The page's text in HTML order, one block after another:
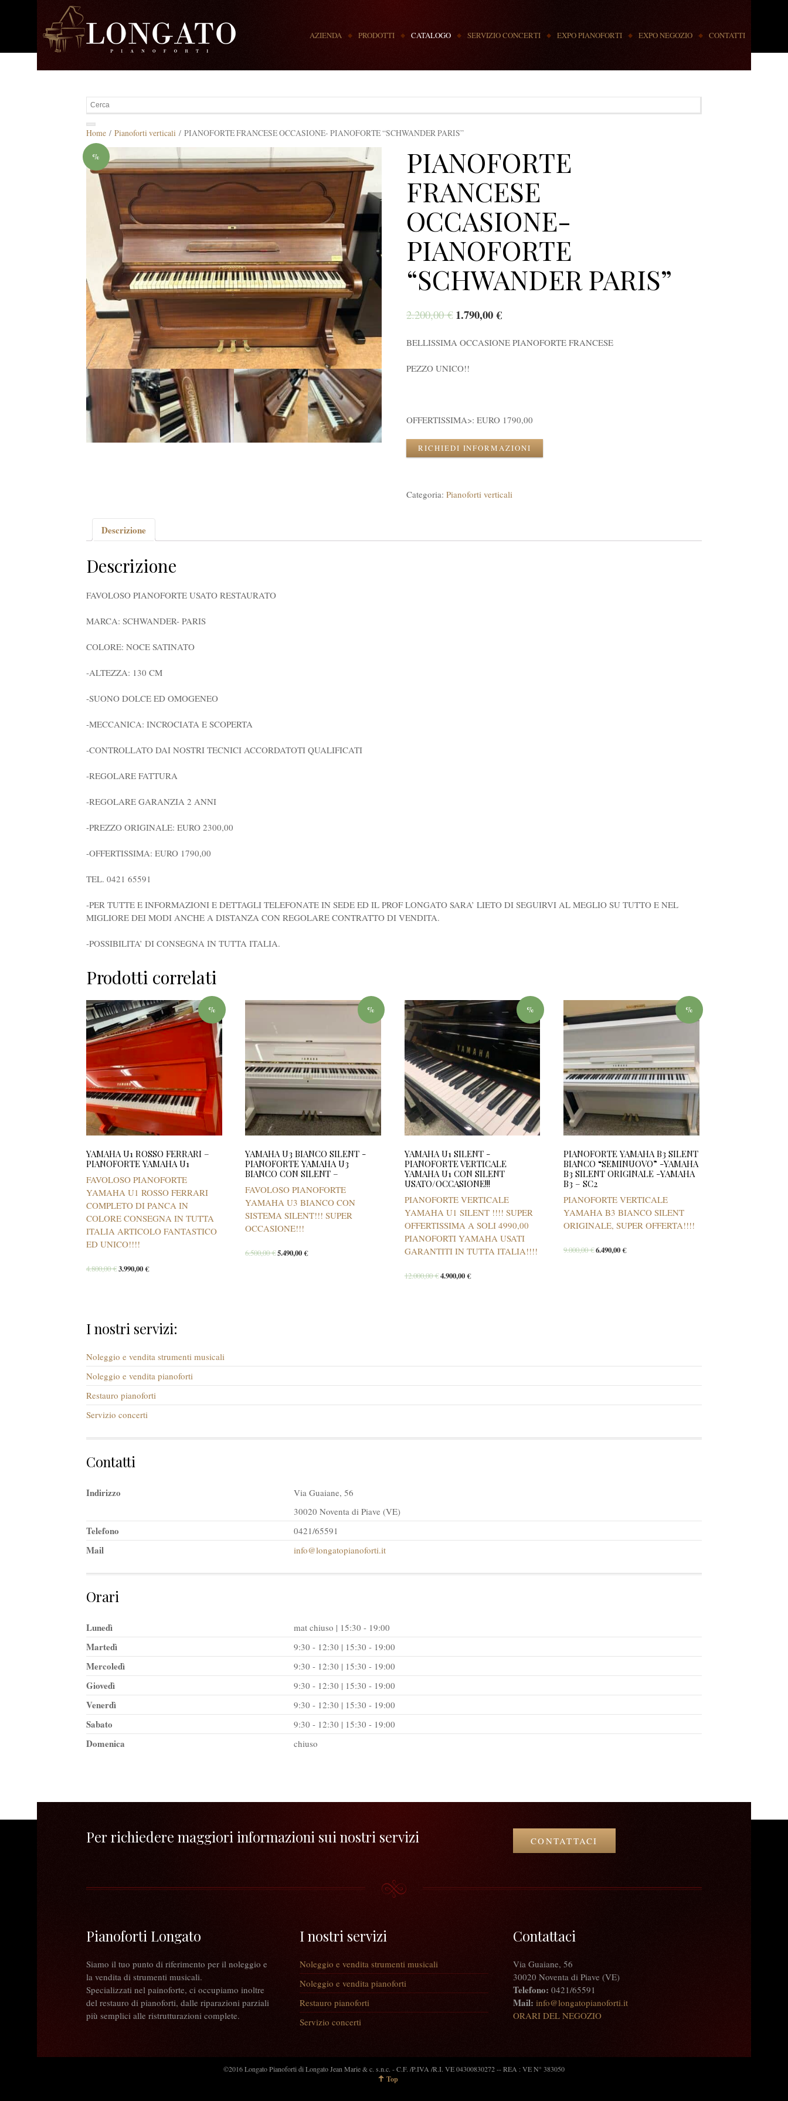
AZIENDA PRODOTTI CATALOGO SERVIZIO CONCERTI EXPO PIANOFORTI EXPO NEGOZIO CONTATTI
Home / Pianoforti verticali / PIANOFORTE FRANCESE OCCASIONE- PIANOFORTE “SCHWANDER PARIS”
%
PIANOFORTE
FRANCESE
OCCASIONE-
PIANOFORTE
“SCHWANDER PARIS”
2.200,00€ 1.790,00€
BELLISSIMA OCCASIONE PIANOFORTE FRANCESE
PEZZO UNICO!!
OFFERTISSIMA>: EURO 1790,00
RICHIEDI INFORMAZIONI
Categoria: Pianoforti verticali
Descrizione
Descrizione
FAVOLOSO PIANOFORTE USATO RESTAURATO
MARCA: SCHWANDER- PARIS
COLORE: NOCE SATINATO
-ALTEZZA: 130 CM
-SUONO DOLCE ED OMOGENEO
-MECCANICA: INCROCIATA E SCOPERTA
-CONTROLLATO DAI NOSTRI TECNICI ACCORDATOTI QUALIFICATI
-REGOLARE FATTURA
-REGOLARE GARANZIA 2 ANNI
-PREZZO ORIGINALE: EURO 2300,00
-OFFERTISSIMA: EURO 1790,00
TEL. 0421 65591
-PER TUTTE E INFORMAZIONI E DETTAGLI TELEFONATE IN SEDE ED IL PROF LONGATO SARA’ LIETO DI SEGUIRVI AL MEGLIO SU TUTTO E NEL
MIGLIORE DEI MODI ANCHE A DISTANZA CON REGOLARE CONTRATTO DI VENDITA.
-POSSIBILITA’ DI CONSEGNA IN TUTTA ITALIA.
Prodotti correlati
%
YAMAHA U1 ROSSO FERRARI –
PIANOFORTE YAMAHA U1
FAVOLOSO PIANOFORTE
YAMAHA U1 ROSSO FERRARI
COMPLETO DI PANCA IN
COLORE CONSEGNA IN TUTTA
ITALIA ARTICOLO FANTASTICO
ED UNICO!!!!
4.800,00€3.990,00€
%
YAMAHA U3 BIANCO SILENT -
PIANOFORTE YAMAHA U3
BIANCO CON SILENT –
FAVOLOSO PIANOFORTE
YAMAHA U3 BIANCO CON
SISTEMA SILENT!!! SUPER
OCCASIONE!!!
6.500,00€5.490,00€
%
YAMAHA U1 SILENT -
PIANOFORTE VERTICALE
YAMAHA U1 CON SILENT
USATO/OCCASIONE!!!
PIANOFORTE VERTICALE
YAMAHA U1 SILENT !!!! SUPER
OFFERTISSIMA A SOLI 4990,00
PIANOFORTI YAMAHA USATI
GARANTITI IN TUTTA ITALIA!!!!
12.000,00€4.900,00€
%
PIANOFORTE YAMAHA B3 SILENT
BIANCO “SEMINUOVO” -YAMAHA
B3 SILENT ORIGINALE -YAMAHA
B3 – SC2
PIANOFORTE VERTICALE
YAMAHA B3 BIANCO SILENT
ORIGINALE, SUPER OFFERTA!!!!
9.000,00€6.490,00€
I nostri servizi:
Noleggio e vendita strumenti musicali
Noleggio e vendita pianoforti
Restauro pianoforti
Servizio concerti
Contatti
Indirizzo
Via Guaiane, 56
30020 Noventa di Piave (VE)
Telefono 0421/65591
Mail info@longatopianoforti.it
Orari
Lunedì mat chiuso | 15:30 - 19:00
Martedì 9:30 - 12:30 | 15:30 - 19:00
Mercoledì 9:30 - 12:30 | 15:30 - 19:00
Giovedì 9:30 - 12:30 | 15:30 - 19:00
Venerdì 9:30 - 12:30 | 15:30 - 19:00
Sabato 9:30 - 12:30 | 15:30 - 19:00
Domenica chiuso
Per richiedere maggiori informazioni sui nostri servizi CONTATTACI
Pianoforti Longato
Siamo il tuo punto di riferimento per il noleggio e
la vendita di strumenti musicali.
Specializzati nel painoforte, ci occupiamo inoltre
del restauro di pianoforti, dalle riparazioni parziali
più semplici alle ristrutturazioni complete.
I nostri servizi
Noleggio e vendita strumenti musicali
Noleggio e vendita pianoforti
Restauro pianoforti
Servizio concerti
Contattaci
Via Guaiane, 56
30020 Noventa di Piave (VE)
Telefono: 0421/65591
Mail: info@longatopianoforti.it
ORARI DEL NEGOZIO
©2016 Longato Pianoforti di Longato Jean Marie & c. s.n.c. - C.F. /P.IVA /R.I. VE 04300830272 -- REA : VE N° 383050
Top